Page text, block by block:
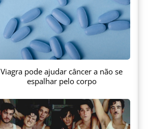
Viagra pode ajudar câncer a não se
espalhar pelo corpo